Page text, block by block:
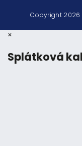
Copyright 2026
×
Splátková